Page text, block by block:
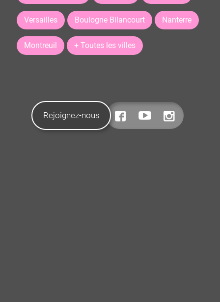
Versailles Boulogne Bilancourt Nanterre
Montreuil + Toutes les villes
Rejoignez-nous